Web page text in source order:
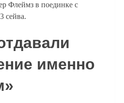
Флеймз в поединке с
сейва.
именно